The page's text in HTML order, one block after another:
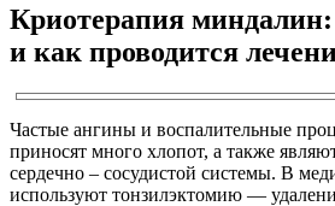
Криотерапия миндалин:
и как проводится
Частые ангины и воспалительные
приносят много хлопот, а также
сердечно – сосудистой системы. В
используют тонзилэктомию —